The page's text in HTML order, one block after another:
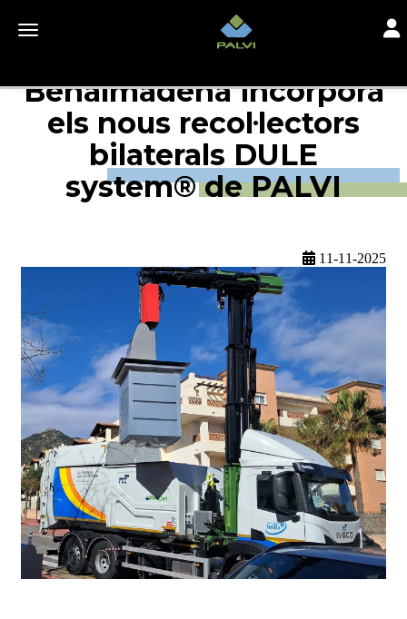
Toggle navigation
Benalmádena incorpora
els nous recol·lectors
bilaterals DULE
system® de PALVI
11-11-2025